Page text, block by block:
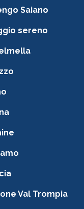
Saiano
sereno
Val Trompia